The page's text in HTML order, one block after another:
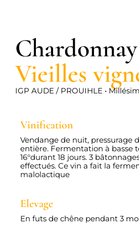
Chardonnay
Vieilles
IGP AUDE / PROUIHLE •
Vinification
Vendange de nuit, pressurage
entière. Fermentation à basse
16°durant 18 jours. 3
effectués. Ce vin a fait la
malolactique
Elevage
En futs de chêne pendant 3